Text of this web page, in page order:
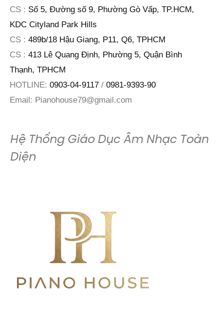
CS : Số 5, Đường số 9, Phường Gò Vấp, TP.HCM,
KDC Cityland Park Hills
CS : 489b/18 Hậu Giang, P11, Q6, TPHCM
CS : 413 Lê Quang Định, Phường 5, Quận Bình
Thạnh, TPHCM
HOTLINE: 0903-04-9117 / 0981-9393-90
Email: Pianohouse79@gmail.com
Hệ Thống Giáo Dục Âm Nhạc Toàn
Diện